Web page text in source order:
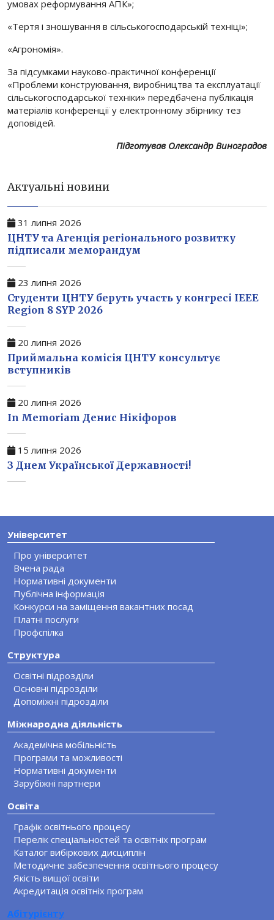
умовах реформування АПК»;
«Тертя і зношування в сільськогосподарській техніці»;
«Агрономія».
За підсумками науково-практичної конференції
«Проблеми конструювання, виробництва та експлуатації
сільськогосподарської техніки» передбачена публікація
матеріалів конференції у електронному збірнику тез
доповідей.
Підготував Олександр Виноградов
Актуальні новини
31 липня 2026
ЦНТУ та Агенція регіонального розвитку
підписали меморандум
23 липня 2026
Студенти ЦНТУ беруть участь у конгресі IEEE
Region 8 SYP 2026
20 липня 2026
Приймальна комісія ЦНТУ консультує
вступників
20 липня 2026
In Memoriam Денис Нікіфоров
15 липня 2026
З Днем Української Державності!
Університет
Про університет
Вчена рада
Нормативні документи
Публічна інформація
Конкурси на заміщення вакантних посад
Платні послуги
Профспілка
Структура
Освітні підрозділи
Основні підрозділи
Допоміжні підрозділи
Міжнародна діяльність
Академічна мобільність
Програми та можливості
Нормативні документи
Зарубіжні партнери
Освіта
Графік освітнього процесу
Перелік спеціальностей та освітніх програм
Каталог вибіркових дисциплін
Методичне забезпечення освітнього процесу
Якість вищої освіти
Акредитація освітніх програм
Абітурієнту